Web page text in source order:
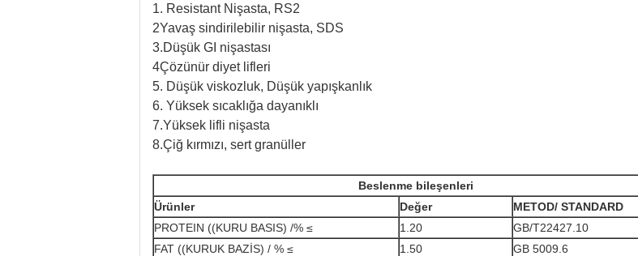
1. Resistant Nişasta, RS2
2Yavaş sindirilebilir nişasta, SDS
3.Düşük GI nişastası
4Çözünür diyet lifleri
5. Düşük viskozluk, Düşük yapışkanlık
6. Yüksek sıcaklığa dayanıklı
7.Yüksek lifli nişasta
8.Çiğ kırmızı, sert granüller
Beslenme bileşenleri
Ürünler
Değer METOD/ STANDARD
PROTEIN ((KURU BASIS) /% ≤
1.20
GB/T22427.10
FAT ((KURUK BAZİS) / % ≤
1.50
GB 5009.6